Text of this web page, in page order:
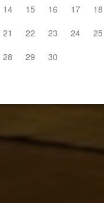
14
15 16 17 18
21
22 23 24 25
28
29 30